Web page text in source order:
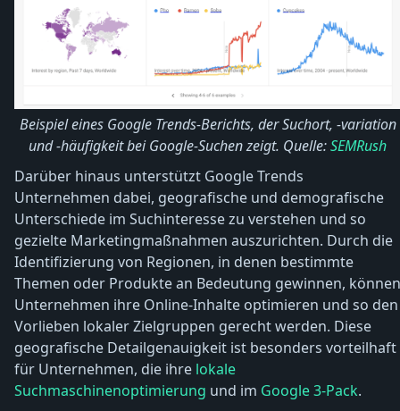
Beispiel eines Google Trends-Berichts, der Suchort, -variation
und -häufigkeit bei Google-Suchen zeigt. Quelle:SEMRush
Darüber hinaus unterstützt Google Trends
Unternehmen dabei, geografische und demografische
Unterschiede im Suchinteresse zu verstehen und so
gezielte Marketingmaßnahmen auszurichten. Durch die
Identifizierung von Regionen, in denen bestimmte
Themen oder Produkte an Bedeutung gewinnen, können
Unternehmen ihre Online-Inhalte optimieren und so den
Vorlieben lokaler Zielgruppen gerecht werden. Diese
geografische Detailgenauigkeit ist besonders vorteilhaft
für Unternehmen, die ihre lokale
Suchmaschinenoptimierung und im Google 3-Pack.